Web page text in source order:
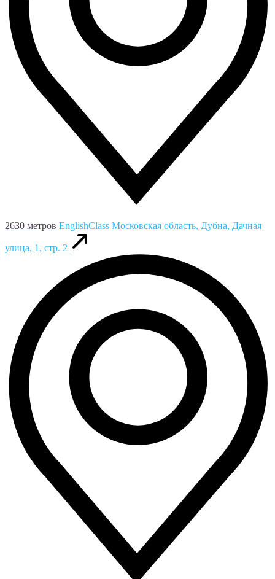
2630 метров EnglishClass Московская область, Дубна, Дачная
улица, 1, стр. 2